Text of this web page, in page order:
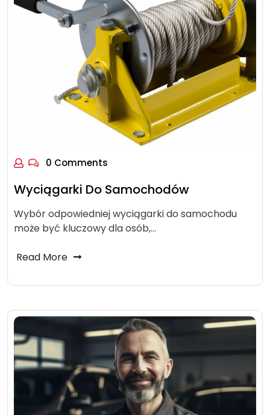
0 Comments
Wyciągarki Do Samochodów
Wybór odpowiedniej wyciągarki do samochodu
może być kluczowy dla osób,…
Read More